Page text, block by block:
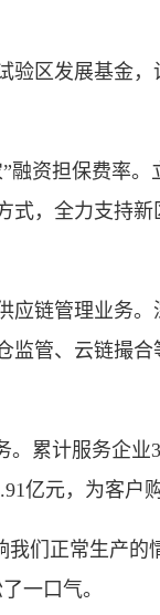
区发展基金，
资担保费率。
，全力支持
链管理业务。
监管、云链撮
累计服务企业
亿元，为客户
们正常生产的
一口气。